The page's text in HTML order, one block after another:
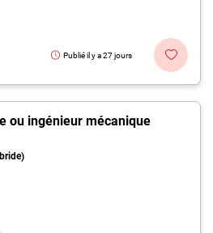
Publié il y a 27 jours
ou ingénieur mécanique